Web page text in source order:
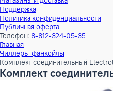
Аксессуары и опции
О компании
Контакты
Магазины и доставка
Поддержка
Политика конфиденциальности
Публичная оферта
Телефон:8-812-324-05-35